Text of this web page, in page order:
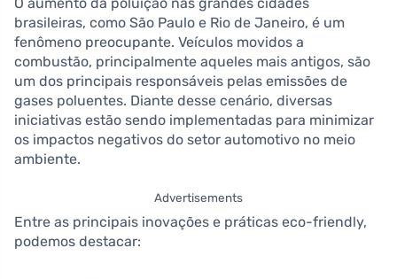
O aumento da poluição nas grandes cidades
brasileiras, como São Paulo e Rio de Janeiro, é um
fenômeno preocupante. Veículos movidos a
combustão, principalmente aqueles mais antigos, são
um dos principais responsáveis pelas emissões de
gases poluentes. Diante desse cenário, diversas
iniciativas estão sendo implementadas para minimizar
os impactos negativos do setor automotivo no meio
ambiente.
Advertisements
Entre as principais inovações e práticas eco-friendly,
podemos destacar: